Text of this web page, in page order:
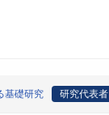
基礎研究 研究代表者